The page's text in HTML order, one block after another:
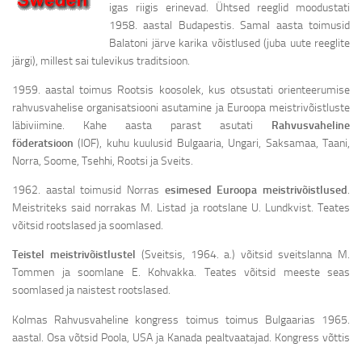
igas riigis erinevad. Ühtsed reeglid moodustati
1958. aastal Budapestis. Samal aasta toimusid
Balatoni järve karika võistlused (juba uute reeglite
järgi), millest sai tulevikus traditsioon.
1959. aastal toimus Rootsis koosolek, kus otsustati orienteerumise
rahvusvahelise organisatsiooni asutamine ja Euroopa meistrivõistluste
läbiviimine. Kahe aasta parast asutati Rahvusvaheline
föderatsioon (IOF), kuhu kuulusid Bulgaaria, Ungari, Saksamaa, Taani,
Norra, Soome, Tsehhi, Rootsi ja Sveits.
1962. aastal toimusid Norras esimesed Euroopa meistrivõistlused.
Meistriteks said norrakas M. Listad ja rootslane U. Lundkvist. Teates
võitsid rootslased ja soomlased.
Teistel meistrivõistlustel (Sveitsis, 1964. a.) võitsid sveitslanna M.
Tommen ja soomlane E. Kohvakka. Teates võitsid meeste seas
soomlased ja naistest rootslased.
Kolmas Rahvusvaheline kongress toimus toimus Bulgaarias 1965.
aastal. Osa võtsid Poola, USA ja Kanada pealtvaatajad. Kongress võttis